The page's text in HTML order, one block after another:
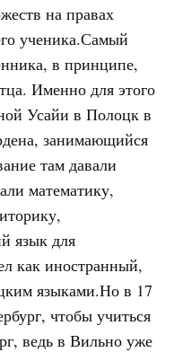
на правах
ученика.Самый
в принципе,
Именно для этого
Усайи в Полоцк в
занимающийся
там давали
математику,
язык для
как иностранный,
языками.Но в 17
чтобы учиться
ведь в Вильно уже